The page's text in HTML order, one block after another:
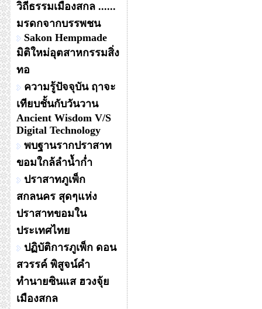
วิถีธรรมเมืองสกล ......
มรดกจากบรรพชน
Sakon Hempmade
มิติใหม่อุตสาหกรรมสิ่ง
ทอ
ความรู้ปัจจุบัน ฤาจะ
เทียบชั้นกับวันวาน
Ancient Wisdom V/S
Digital Technology
พบฐานรากปราสาท
ขอมใกล้ลำน้ำก่ำ
ปราสาทภูเพ็ก
สกลนคร สุดๆแห่ง
ปราสาทขอมใน
ประเทศไทย
ปฏิบัติการภูเพ็ก ดอน
สวรรค์ พิสูจน์คำ
ทำนายซินแส ฮวงจุ้ย
เมืองสกล